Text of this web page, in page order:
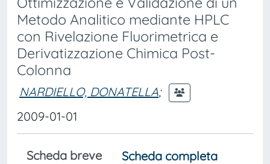
Metodo Analitico mediante HPLC
con Rivelazione Fluorimetrica e
Derivatizzazione Chimica Post-
Colonna
NARDIELLO, DONATELLA;
2009-01-01
Scheda breve
Scheda completa